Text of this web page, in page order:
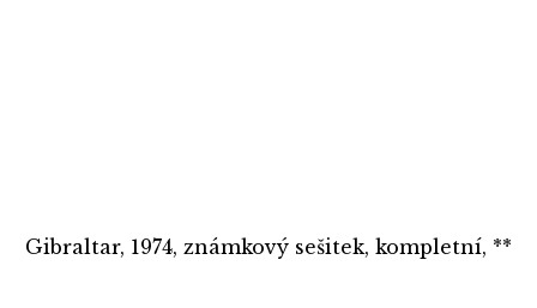
Gibraltar, 1974, známkový sešitek, kompletní, **